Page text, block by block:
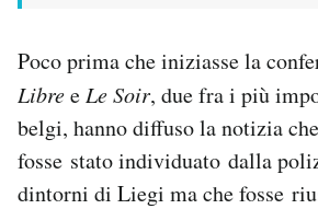
Poco prima che iniziasse la
Libree Le Soir, due fra i più
belgi, hanno diffuso la notizia
fosse stato individuato dalla
dintorni di Liegi ma che fosse